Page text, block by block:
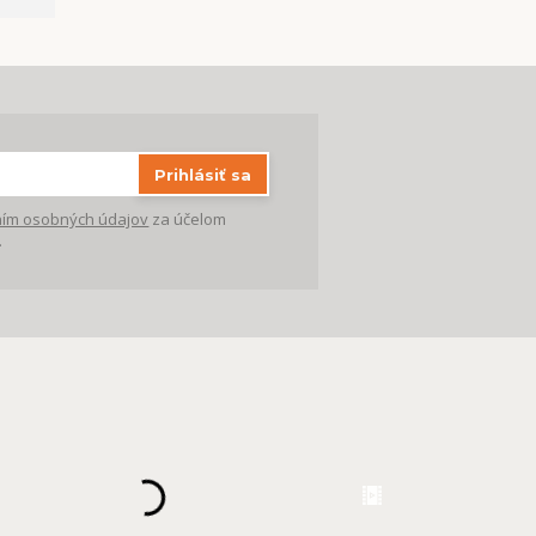
Prihlásiť sa
osobných údajov za účelom